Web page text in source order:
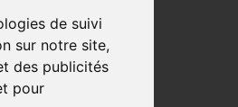
de suivi
sur notre site,
des publicités
pour